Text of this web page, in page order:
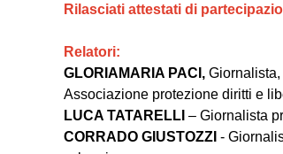
Rilasciati attestati di
Relatori:
GLORIAMARIA PACI,
Associazione protezione diritti e
LUCA TATARELLI – Giornalista
CORRADO GIUSTOZZI -